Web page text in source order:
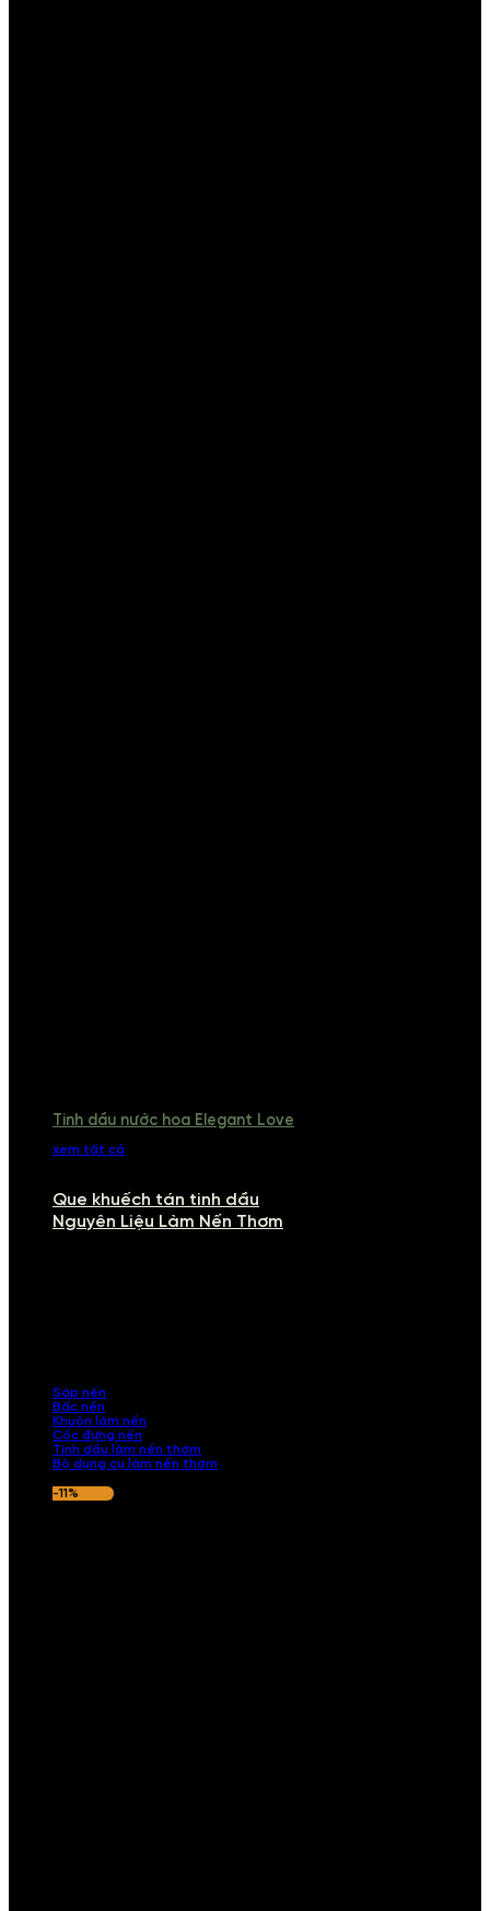
Tinh dầu nước hoa Elegant Love
xem tất cả
Que khuếch tán tinh dầu
Nguyên Liệu Làm Nến Thơm
Sáp nến
Bấc nến
Khuôn làm nến
Cốc đựng nến
Tinh dầu làm nến thơm
Bộ dụng cụ làm nến thơm
-11%